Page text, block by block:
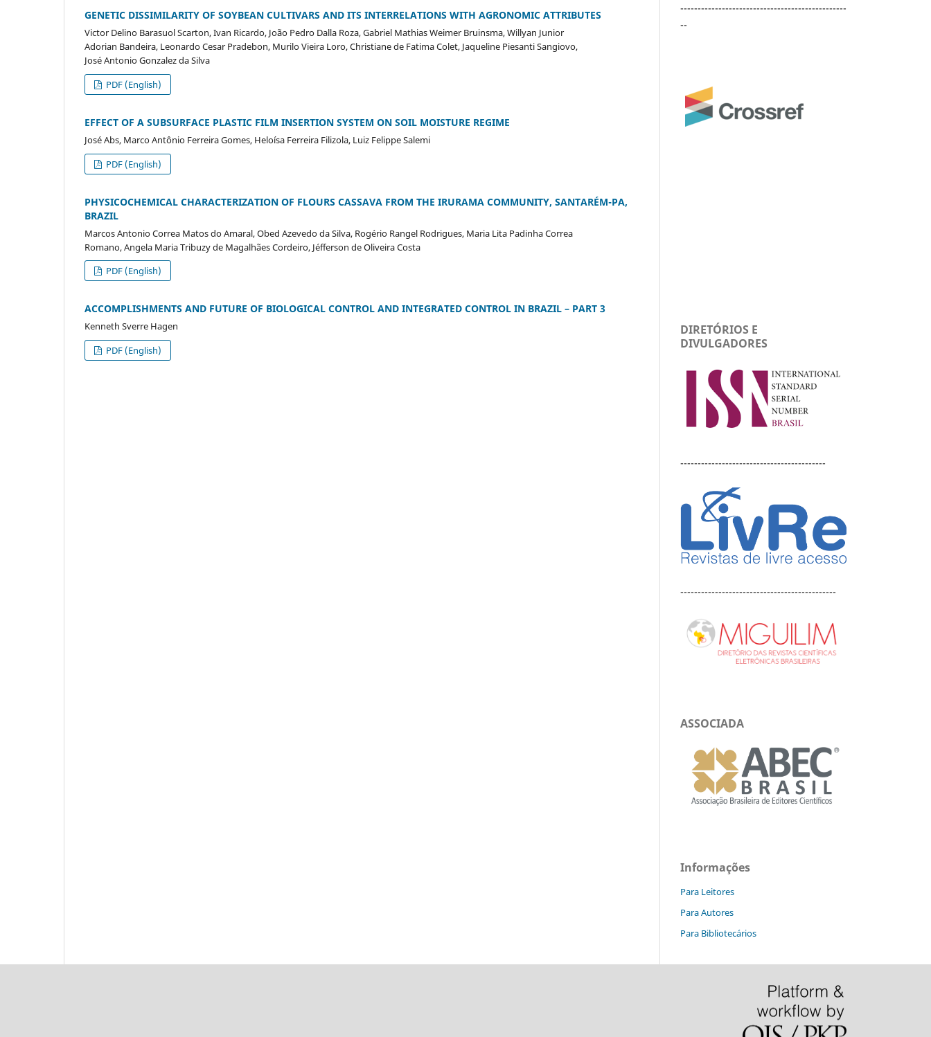
GENETIC DISSIMILARITY OF SOYBEAN CULTIVARS AND ITS INTERRELATIONS WITH AGRONOMIC ATTRIBUTES
Victor Delino Barasuol Scarton, Ivan Ricardo, João Pedro Dalla Roza, Gabriel Mathias Weimer Bruinsma, Willyan Junior
Adorian Bandeira, Leonardo Cesar Pradebon, Murilo Vieira Loro, Christiane de Fatima Colet, Jaqueline Piesanti Sangiovo,
José Antonio Gonzalez da Silva
PDF (English)
EFFECT OF A SUBSURFACE PLASTIC FILM INSERTION SYSTEM ON SOIL MOISTURE REGIME
José Abs, Marco Antônio Ferreira Gomes, Heloísa Ferreira Filizola, Luiz Felippe Salemi
PDF (English)
PHYSICOCHEMICAL CHARACTERIZATION OF FLOURS CASSAVA FROM THE IRURAMA COMMUNITY, SANTARÉM-PA,
BRAZIL
Marcos Antonio Correa Matos do Amaral, Obed Azevedo da Silva, Rogério Rangel Rodrigues, Maria Lita Padinha Correa
Romano, Angela Maria Tribuzy de Magalhães Cordeiro, Jéfferson de Oliveira Costa
PDF (English)
ACCOMPLISHMENTS AND FUTURE OF BIOLOGICAL CONTROL AND INTEGRATED CONTROL IN BRAZIL – PART 3
Kenneth Sverre Hagen
PDF (English)
------------------------------------------------
--
DIRETÓRIOS E
DIVULGADORES
------------------------------------------
---------------------------------------------
ASSOCIADA
Informações
Para Leitores
Para Autores
Para Bibliotecários